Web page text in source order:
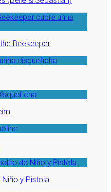
Beekeeper
y Pistola